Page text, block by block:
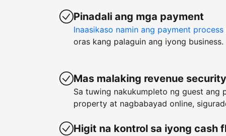
Pinadali ang mga payment
Inaasikaso namin ang payment process
oras kang palaguin ang iyong business.
Mas malaking revenue security
Sa tuwing nakukumpleto ng guest ang
property at nagbabayad online,
Higit na kontrol sa iyong cash